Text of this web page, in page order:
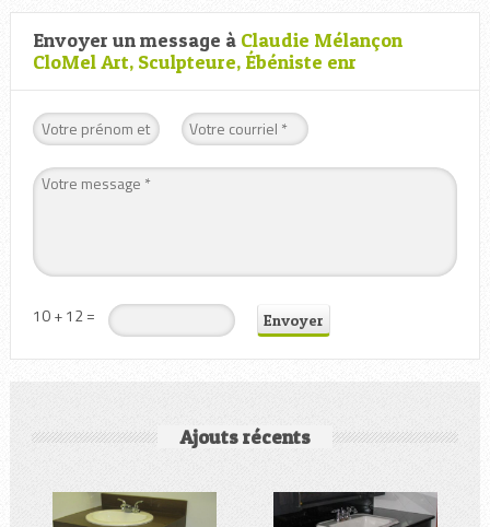
Envoyer un message à Claudie Mélançon
CloMel Art, Sculpteure, Ébéniste enr
10 + 12 =
Ajouts récents